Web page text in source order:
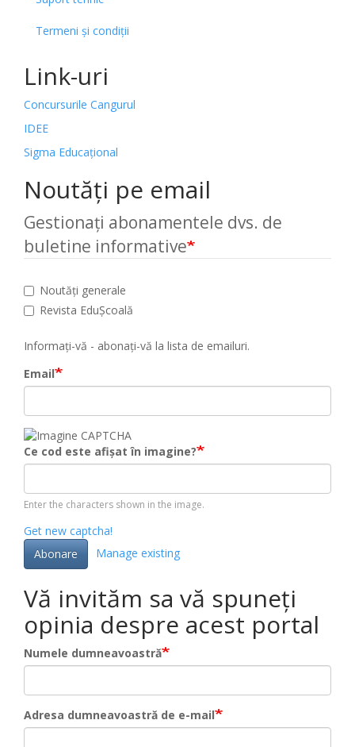
Termeni și condiții
Link-uri
Concursurile Cangurul
IDEE
Sigma Educațional
Noutăți pe email
Gestionați abonamentele dvs. de
buletine informative
Noutăți generale
Revista EduȘcoală
Informați-vă - abonați-vă la lista de emailuri.
Email
Ce cod este afișat în imagine?
Enter the characters shown in the image.
Get new captcha!
Abonare
Manage existing
Vă invităm sa vă spuneți
opinia despre acest portal
Numele dumneavoastră
Adresa dumneavoastră de e-mail